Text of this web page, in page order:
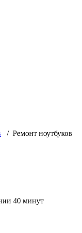
/ Ремонт ноутбуков
40 минут